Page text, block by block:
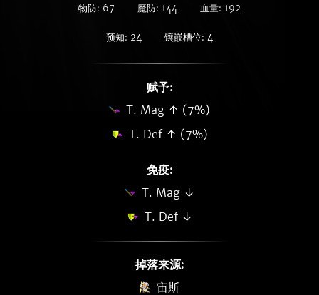
物防: 67 魔防: 144 血量: 192
预知: 24 镶嵌槽位: 4
赋予:
T. Mag ↑ (7%)
T. Def ↑ (7%)
免疫:
T. Mag ↓
T. Def ↓
掉落来源:
宙斯